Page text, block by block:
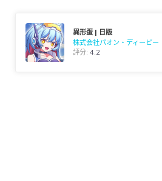
異形蛋 | 日版
株式会社パオン・ディーピー
評分:4.2